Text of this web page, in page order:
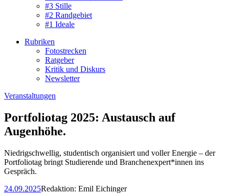
#3 Stille
#2 Randgebiet
#1 Ideale
Rubriken
Fotostrecken
Ratgeber
Kritik und Diskurs
Newsletter
Veranstaltungen
Portfoliotag 2025: Austausch auf
Augenhöhe.
Niedrigschwellig, studentisch organisiert und voller Energie – der
Portfoliotag bringt Studierende und Branchenexpert*innen ins
Gespräch.
24.09.2025Redaktion: Emil Eichinger